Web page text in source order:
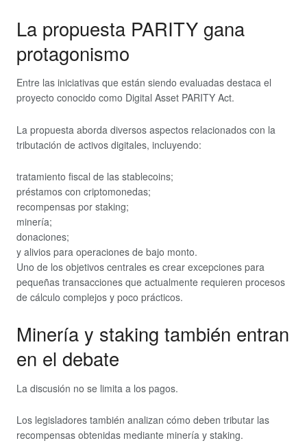
La propuesta PARITY gana
protagonismo
Entre las iniciativas que están siendo evaluadas destaca el
proyecto conocido como Digital Asset PARITY Act.
La propuesta aborda diversos aspectos relacionados con la
tributación de activos digitales, incluyendo:
tratamiento fiscal de las stablecoins;
préstamos con criptomonedas;
recompensas por staking;
minería;
donaciones;
y alivios para operaciones de bajo monto.
Uno de los objetivos centrales es crear excepciones para
pequeñas transacciones que actualmente requieren procesos
de cálculo complejos y poco prácticos.
Minería y staking también entran
en el debate
La discusión no se limita a los pagos.
Los legisladores también analizan cómo deben tributar las
recompensas obtenidas mediante minería y staking.